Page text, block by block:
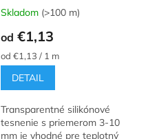
Priemerné
produktu
je
5,0
5
hviezdičiek.
Skladom (>100 m)
od €1,13
Jednotková
cena:
od €1,13 / 1 m
DETAIL
Transparentné silikónové
tesnenie s priemerom 3-10
mm je vhodné pre teplotný